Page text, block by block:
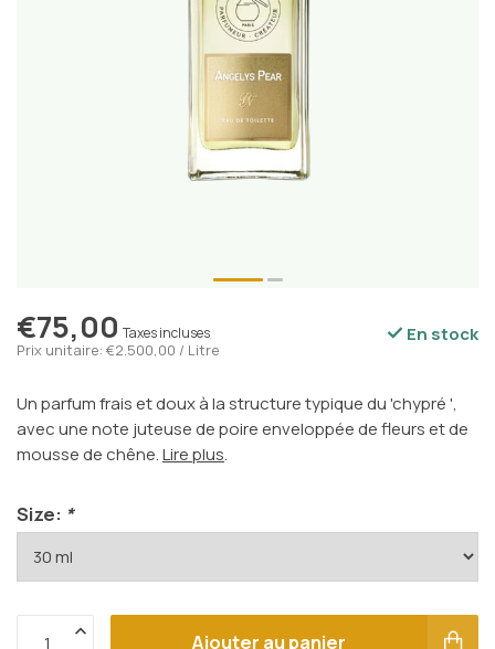
€75,00 Taxes incluses
Prix unitaire: €2.500,00 / Litre
En stock
Un parfum frais et doux à la structure typique du 'chypré ',
avec une note juteuse de poire enveloppée de fleurs et de
mousse de chêne.Lire plus.
Size: *
Ajouter au panier